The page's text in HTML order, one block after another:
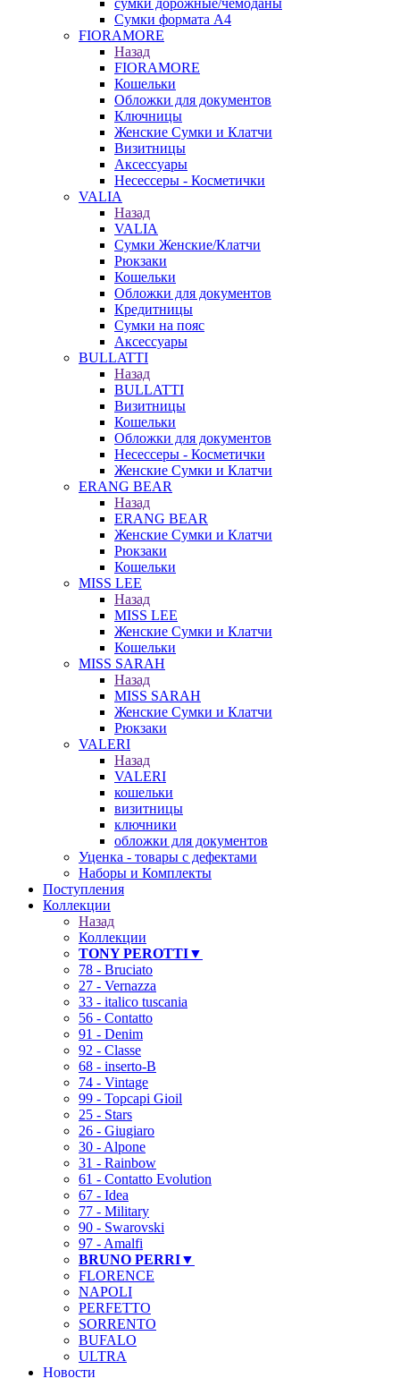
сумки дорожные/чемоданы
Сумки формата А4
FIORAMORE
Назад
FIORAMORE
Кошельки
Обложки для документов
Ключницы
Женские Сумки и Клатчи
Визитницы
Аксессуары
Несессеры - Косметички
VALIA
Назад
VALIA
Сумки Женские/Клатчи
Рюкзаки
Кошельки
Обложки для документов
Кредитницы
Сумки на пояс
Аксессуары
BULLATTI
Назад
BULLATTI
Визитницы
Кошельки
Обложки для документов
Несессеры - Косметички
Женские Сумки и Клатчи
ERANG BEAR
Назад
ERANG BEAR
Женские Сумки и Клатчи
Рюкзаки
Кошельки
MISS LEE
Назад
MISS LEE
Женские Сумки и Клатчи
Кошельки
MISS SARAH
Назад
MISS SARAH
Женские Сумки и Клатчи
Рюкзаки
VALERI
Назад
VALERI
кошельки
визитницы
ключники
обложки для документов
Уценка - товары с дефектами
Наборы и Комплекты
Поступления
Коллекции
Назад
Коллекции
TONY PEROTTI▼
78 - Bruciato
27 - Vernazza
33 - italico tuscania
56 - Contatto
91 - Denim
92 - Classe
68 - inserto-B
74 - Vintage
99 - Topcapi Gioil
25 - Stars
26 - Giugiaro
30 - Alpone
31 - Rainbow
61 - Contatto Evolution
67 - Idea
77 - Military
90 - Swarovski
97 - Amalfi
BRUNO PERRI▼
FLORENCE
NAPOLI
PERFETTO
SORRENTO
BUFALO
ULTRA
Новости